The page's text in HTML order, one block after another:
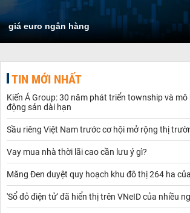
giá euro ngân hàng
TIN MỚI NHẤT
Kiến Á Group: 30 năm phát triển township và
động sản dài hạn
Sầu riêng Việt Nam trước cơ hội mở rộng thị
Vay mua nhà thời lãi cao cần lưu ý gì?
Măng Đen duyệt quy hoạch khu đô thị 264 ha
'Sổ đỏ điện tử' đã hiển thị trên VNeID của nhiều